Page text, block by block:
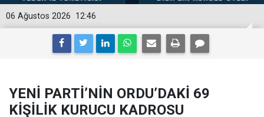
12:46
06 Ağustos 2026
YENİ PARTİ’NİN ORDU’DAKİ 69
KİŞİLİK KURUCU KADROSU